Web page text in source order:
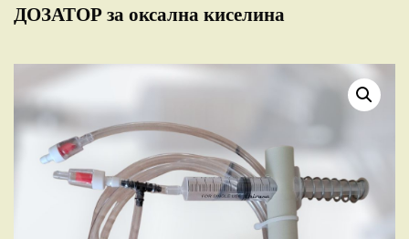
ДОЗАТОР за оксална киселина